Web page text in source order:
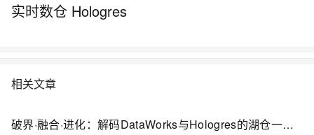
实时数仓 Hologres
相关文章
破界·融合·进化：解码DataWorks与Hologres的湖仓一体实践